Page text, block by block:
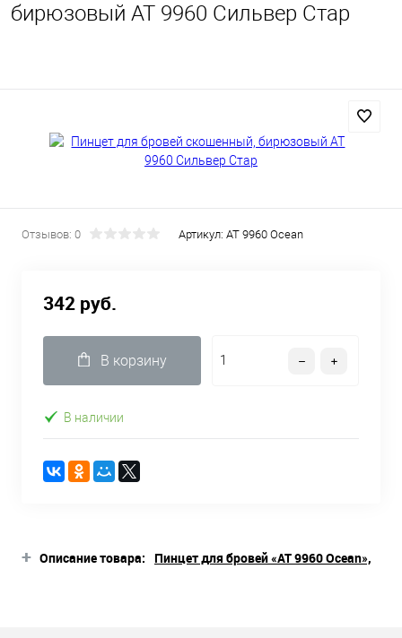
бирюзовый АТ 9960 Сильвер Стар
Отзывов: 0 Артикул: АТ 9960 Ocean
342 руб.
В корзину
В наличии
+ Описание товара: Пинцет для бровей «АТ 9960 Ocean»,